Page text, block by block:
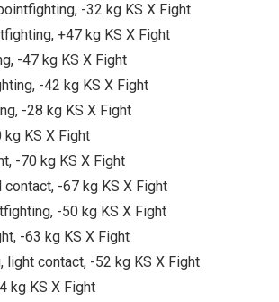
-32 kg KS X Fight
+47 kg KS X Fight
-47 kg KS X Fight
-42 kg KS X Fight
-28 kg KS X Fight
KS X Fight
-70 kg KS X Fight
-67 kg KS X Fight
-50 kg KS X Fight
-63 kg KS X Fight
contact, -52 kg KS X Fight
kg KS X Fight